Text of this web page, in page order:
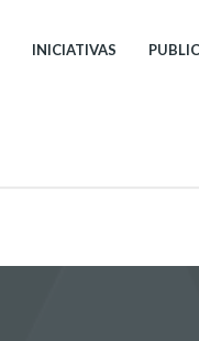
INICIATIVAS